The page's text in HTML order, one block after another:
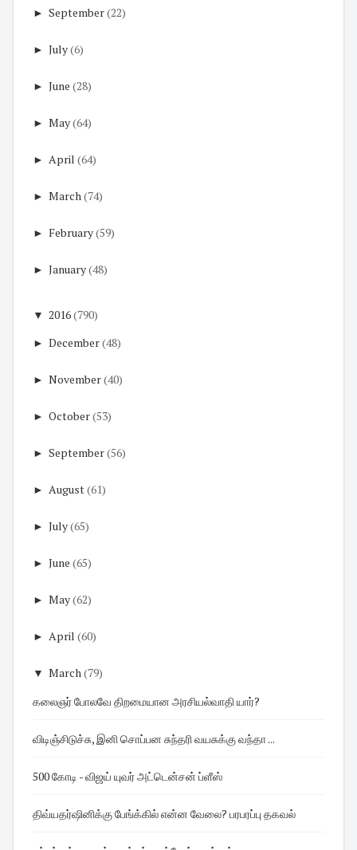
► September(22)
► July(6)
► June (28)
► May(64)
► April (64)
► March(74)
► February(59)
► January(48)
▼ 2016(790)
► December(48)
► November(40)
► October(53)
► September(56)
► August(61)
► July(65)
► June (65)
► May(62)
► April (60)
▼ March(79)
கலைஞர் போலவே திறமையான அரசியல்வாதி யார்?
விடிஞ்சிடுச்சு, இனி சொப்பன சுந்தரி வயசுக்கு வந்தா ...
500 கோடி - விஜய் யுவர் அட்டென்சன் ப்ளீஸ்
திவ்யதர்ஷினிக்கு பேங்க்கில் என்ன வேலை? பரபரப்பு தகவல்